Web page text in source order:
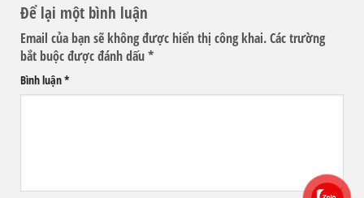
Để lại một bình luận
Email của bạn sẽ không được hiển thị công khai.Các trường
bắt buộc được đánh dấu*
Bình luận*